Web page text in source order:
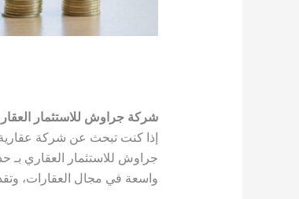
شركة جراوش للاستثمار
إذا كنت تبحث عن شركة عقارية
جراوش للاستثمار العقاري بـ
واسعة في مجال العقارات،